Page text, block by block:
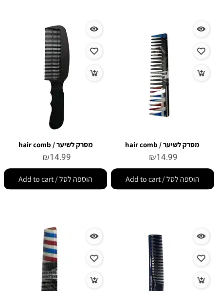
מסרק לשיער / hair comb
₪14.99
הוספה לסל / Add to cart
מסרק לשיער / hair comb
₪14.99
הוספה לסל / Add to cart